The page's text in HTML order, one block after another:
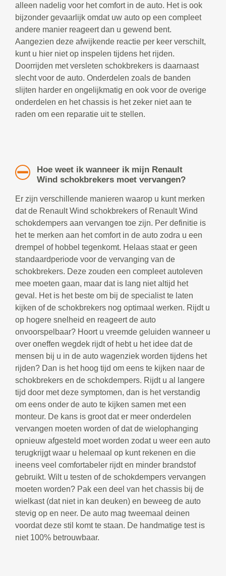
alleen nadelig voor het comfort in de auto. Het is ook
bijzonder gevaarlijk omdat uw auto op een compleet
andere manier reageert dan u gewend bent.
Aangezien deze afwijkende reactie per keer verschilt,
kunt u hier niet op inspelen tijdens het rijden.
Doorrijden met versleten schokbrekers is daarnaast
slecht voor de auto. Onderdelen zoals de banden
slijten harder en ongelijkmatig en ook voor de overige
onderdelen en het chassis is het zeker niet aan te
raden om een reparatie uit te stellen.
Hoe weet ik wanneer ik mijn Renault
Wind schokbrekers moet vervangen?
Er zijn verschillende manieren waarop u kunt merken
dat de Renault Wind schokbrekers of Renault Wind
schokdempers aan vervangen toe zijn. Per definitie is
het te merken aan het comfort in de auto zodra u een
drempel of hobbel tegenkomt. Helaas staat er geen
standaardperiode voor de vervanging van de
schokbrekers. Deze zouden een compleet autoleven
mee moeten gaan, maar dat is lang niet altijd het
geval. Het is het beste om bij de specialist te laten
kijken of de schokbrekers nog optimaal werken. Rijdt u
op hogere snelheid en reageert de auto
onvoorspelbaar? Hoort u vreemde geluiden wanneer u
over oneffen wegdek rijdt of hebt u het idee dat de
mensen bij u in de auto wagenziek worden tijdens het
rijden? Dan is het hoog tijd om eens te kijken naar de
schokbrekers en de schokdempers. Rijdt u al langere
tijd door met deze symptomen, dan is het verstandig
om eens onder de auto te kijken samen met een
monteur. De kans is groot dat er meer onderdelen
vervangen moeten worden of dat de wielophanging
opnieuw afgesteld moet worden zodat u weer een auto
terugkrijgt waar u helemaal op kunt rekenen en die
ineens veel comfortabeler rijdt en minder brandstof
gebruikt. Wilt u testen of de schokdempers vervangen
moeten worden? Pak een deel van het chassis bij de
wielkast (dat niet in kan deuken) en beweeg de auto
stevig op en neer. De auto mag tweemaal deinen
voordat deze stil komt te staan. De handmatige test is
niet 100% betrouwbaar.